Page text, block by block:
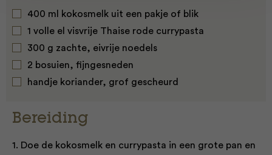
400 ml kokosmelk uit een pakje of blik
1 volle el visvrije Thaise rode currypasta
300 g zachte, eivrije noedels
2 bosuien, fijngesneden
handje koriander, grof gescheurd
Bereiding
1. Doe de kokosmelk en currypasta in een grote pan en